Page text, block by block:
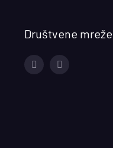
Društvene mreže